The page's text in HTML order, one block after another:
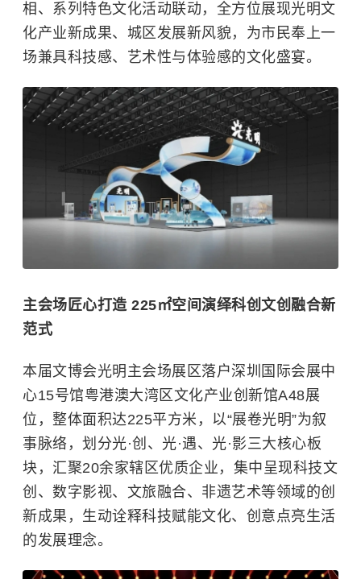
相、系列特色文化活动联动，全方位展现光明文
化产业新成果、城区发展新风貌，为市民奉上一
场兼具科技感、艺术性与体验感的文化盛宴。
主会场匠心打造 225㎡空间演绎科创文创融合新
范式
本届文博会光明主会场展区落户深圳国际会展中
心15号馆粤港澳大湾区文化产业创新馆A48展
位，整体面积达225平方米，以“展卷光明”为叙
事脉络，划分光·创、光·遇、光·影三大核心板
块，汇聚20余家辖区优质企业，集中呈现科技文
创、数字影视、文旅融合、非遗艺术等领域的创
新成果，生动诠释科技赋能文化、创意点亮生活
的发展理念。